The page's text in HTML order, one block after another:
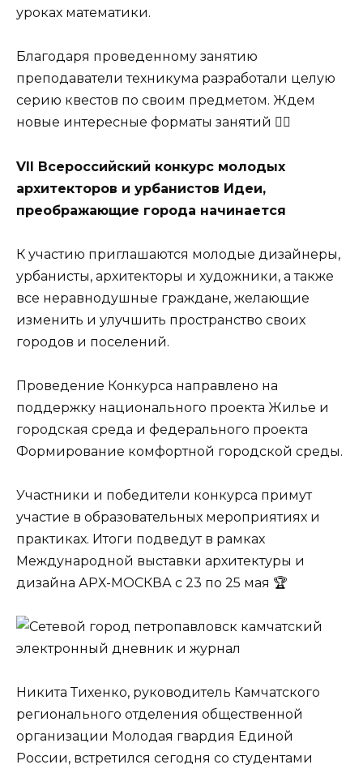
уроках математики.
Благодаря проведенному занятию
преподаватели техникума разработали целую
серию квестов по своим предметом. Ждем
новые интересные форматы занятий ✊🏻
VII Всероссийский конкурс молодых
архитекторов и урбанистов Идеи,
преображающие города начинается
К участию приглашаются молодые дизайнеры,
урбанисты, архитекторы и художники, а также
все неравнодушные граждане, желающие
изменить и улучшить пространство своих
городов и поселений.
Проведение Конкурса направлено на
поддержку национального проекта Жилье и
городская среда и федерального проекта
Формирование комфортной городской среды.
Участники и победители конкурса примут
участие в образовательных мероприятиях и
практиках. Итоги подведут в рамках
Международной выставки архитектуры и
дизайна АРХ-МОСКВА с 23 по 25 мая 🏆
Никита Тихенко, руководитель Камчатского
регионального отделения общественной
организации Молодая гвардия Единой
России, встретился сегодня со студентами